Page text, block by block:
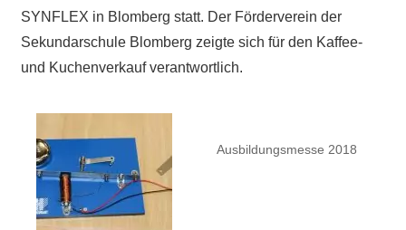
SYNFLEX in Blomberg statt. Der Förderverein der
Sekundarschule Blomberg zeigte sich für den Kaffee-
und Kuchenverkauf verantwortlich.
Ausbildungsmesse 2018